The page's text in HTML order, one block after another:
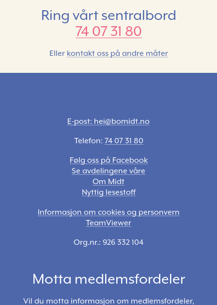
Ring vårt sentralbord
74 07 31 80
Eller kontakt oss på andre måter
E-post: hei@bomidt.no
Telefon: 74 07 31 80
Følg oss på Facebook
Se avdelingene våre
Om Midt
Nyttig lesestoff
Informasjon om cookies og personvern
TeamViewer
Org.nr.: 926 332 104
Motta medlemsfordeler
Vil du motta informasjon om medlemsfordeler,